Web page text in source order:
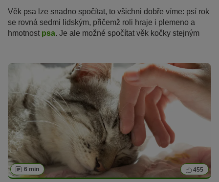
Věk psa lze snadno spočítat, to všichni dobře víme: psí rok
se rovná sedmi lidským, přičemž roli hraje i plemeno a
hmotnost psa. Je ale možné spočítat věk kočky stejným
6 min 455